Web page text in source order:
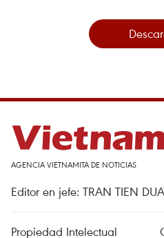
AGENCIA VIETNAMITA DE NOTICIAS
Editor en jefe: TRAN TIEN
Propiedad Intelectual